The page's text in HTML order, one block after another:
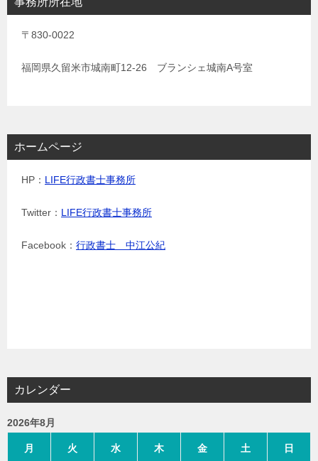
〒830-0022
福岡県久留米市城南町12-26 ブランシェ城南A号室
ホームページ
HP： LIFE行政書士事務所
Twitter： LIFE行政書士事務所
Facebook： 行政書士 中江公紀
カレンダー
2026年8月
月 火 水 木 金 土 日